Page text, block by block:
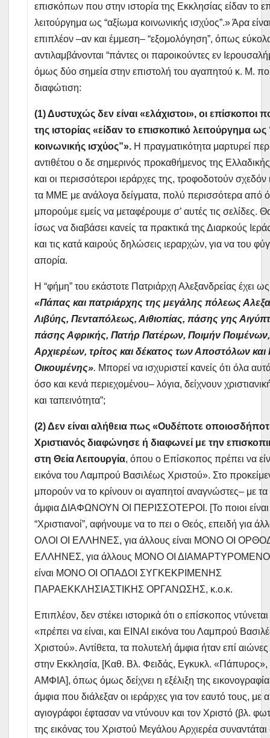
επισκόπων που στην ιστορία της Εκκλησίας είδαν το
λειτούργημα ως “αξίωμα κοινωνικής ισχύος”.» Άρα
επιπλέον –αν και έμμεση– “εξομολόγηση”, όπως
αντιλαμβάνονται “πάντες οι παροικούντες εν
όμως δύο σημεία στην επιστολή του αγαπητού κ. Μ.
διαφώτιση:
(1) Δυστυχώς δεν είναι «ελάχιστοι», οι επίσκοποι
της ιστορίας «είδαν το επισκοπικό λειτούργημα
κοινωνικής ισχύος”». Η πραγματικότητα μαρτυρεί
αντιθέτου ο δε σημερινός προκαθήμενος της
και οι περισσότεροι ιεράρχες της, τροφοδοτούν
τα ΜΜΕ με ανάλογα δείγματα, πολύ περισσότερα από
μπορούμε εμείς να μεταφέρουμε σ’ αυτές τις σελίδες.
ίσως να διαβάσει κανείς τα πρακτικά της Διαρκούς
και τις κατά καιρούς δηλώσεις ιεραρχών, για να του
απορία.
Η “φήμη” του εκάστοτε Πατριάρχη Αλεξανδρείας έχει
«Πάπας και πατριάρχης της μεγάλης πόλεως
Λιβύης, Πενταπόλεως, Αιθιοπίας, πάσης γης
πάσης Αφρικής, Πατήρ Πατέρων, Ποιμήν Ποιμένων,
Αρχιερέων, τρίτος και δέκατος των Αποστόλων και
Οικουμένης». Μπορεί να ισχυριστεί κανείς ότι όλα
όσο και κενά περιεχομένου– λόγια, δείχνουν
και ταπεινότητα”;
(2) Δεν είναι αλήθεια πως «Ουδέποτε
Χριστιανός διαφώνησε ή διαφωνεί με την
στη Θεία Λειτουργία, όπου ο Επίσκοπος πρέπει να
εικόνα του Λαμπρού Βασιλέως Χριστού». Στο
μπορούν να το κρίνουν οι αγαπητοί αναγνώστες– με τα
άμφια ΔΙΑΦΩΝΟΥΝ ΟΙ ΠΕΡΙΣΣΟΤΕΡΟΙ. [Το ποιοι είναι
“Χριστιανοί”, αφήνουμε να το πει ο Θεός, επειδή για
ΟΛΟΙ ΟΙ ΕΛΛΗΝΕΣ, για άλλους είναι ΜΟΝΟ ΟΙ
ΕΛΛΗΝΕΣ, για άλλους ΜΟΝΟ ΟΙ ΔΙΑΜΑΡΤΥΡΟΜΕΝΟΙ,
είναι ΜΟΝΟ ΟΙ ΟΠΑΔΟΙ ΣΥΓΚΕΚΡΙΜΕΝΗΣ
ΠΑΡΑΕΚΚΛΗΣΙΑΣΤΙΚΗΣ ΟΡΓΑΝΩΣΗΣ, κ.ο.κ.
Επιπλέον, δεν στέκει ιστορικά ότι ο επίσκοπος ντύνεται
«πρέπει να είναι, και ΕΙΝΑΙ εικόνα του Λαμπρού
Χριστού». Αντίθετα, τα πολυτελή άμφια ήταν επί
στην Εκκλησία, [Καθ. Βλ. Φειδάς, Εγκυκλ. «Πάπυρος»,
ΑΜΦΙΑ], όπως όμως δείχνει η εξέλιξη της
άμφια που διάλεξαν οι ιεράρχες για τον εαυτό τους, με
αγιογράφοι έφτασαν να ντύνουν και τον Χριστό (βλ.
της εικόνας του Χριστού Μεγάλου Αρχιερέα συναντάται